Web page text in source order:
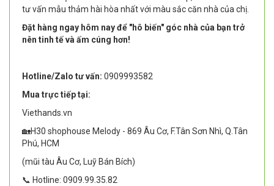
tư vấn mẫu thảm hài hòa nhất với màu sắc căn nhà của chị.
Đặt hàng ngay hôm nay để "hô biến" góc nhà của bạn trở
nên tinh tế và ấm cúng hơn!
Hotline/Zalo tư vấn: 0909993582
Mua trực tiếp tại:
Viethands.vn
🏡H30 shophouse Melody - 869 Âu Cơ, F.Tân Sơn Nhì, Q.Tân
Phú, HCM
(mũi tàu Âu Cơ, Luỹ Bán Bích)
📞 Hotline: 0909.99.35.82